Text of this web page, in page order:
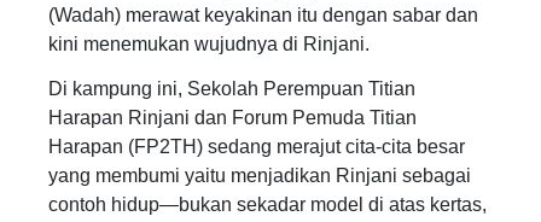
(Wadah) merawat keyakinan itu dengan sabar dan
kini menemukan wujudnya di Rinjani.
Di kampung ini, Sekolah Perempuan Titian
Harapan Rinjani dan Forum Pemuda Titian
Harapan (FP2TH) sedang merajut cita-cita besar
yang membumi yaitu menjadikan Rinjani sebagai
contoh hidup—bukan sekadar model di atas kertas,